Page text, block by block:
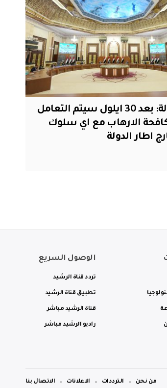
ادارة الدولة: بعد 30 ايلول سيتم التعامل
الارهاب مع اي سلوك
اطار الدولة
الوصول السريع
تردد قناة الرشيد
تطبيق قناة الرشيد
قناة الرشيد مباشر
راديو الرشيد مباشر
من نحن الترددات الاعلانات الاتصال بنا